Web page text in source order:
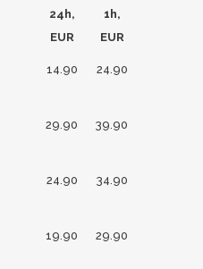
24h,
EUR
1h,
EUR
14.90 24.90
29.90 39.90
24.90 34.90
19.90 29.90